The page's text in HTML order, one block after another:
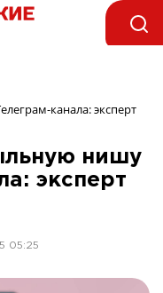
канала: эксперт
нишу
эксперт
05:25